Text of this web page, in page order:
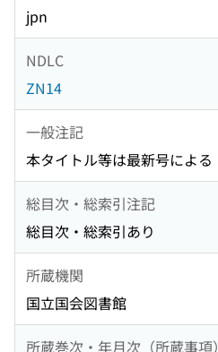
jpn
NDLC
ZN14
一般注記
本タイトル等は最新号による
総目次・総索引注記
総目次・総索引あり
所蔵機関
国立国会図書館
所蔵巻次・年月次（所蔵事項）